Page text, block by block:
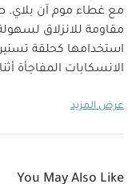
مع غطاء موم آن
مقاومة للانزلاق
استخدامها كحلقة
الانسكابات المفاجأة
مستلزماتك الأساسية.
عرض المزيد
You May Also Like